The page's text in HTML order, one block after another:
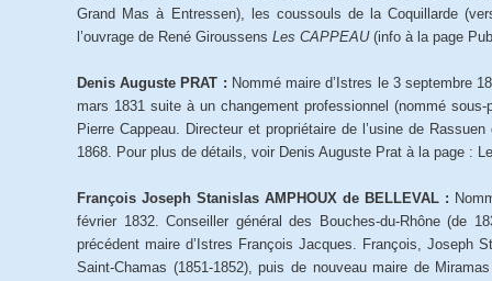
Grand Mas à Entressen), les coussouls de la Coquillarde
l’ouvrage de René Giroussens Les CAPPEAU(info à la page
Denis Auguste PRAT : Nommé maire d’Istres le 3 septembre
mars 1831 suite à un changement professionnel (nommé
Pierre Cappeau. Directeur et propriétaire de l’usine de
1868. Pour plus de détails, voir Denis Auguste Prat à la page :
François Joseph Stanislas AMPHOUX de BELLEVAL :
février 1832. Conseiller général des Bouches-du-Rhône (de
précédent maire d’Istres François Jacques. François, Joseph
Saint-Chamas (1851-1852), puis de nouveau maire de